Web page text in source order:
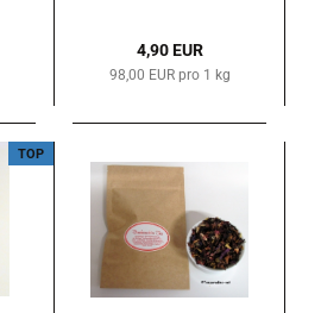
4,90 EUR
98,00 EUR pro 1 kg
TOP